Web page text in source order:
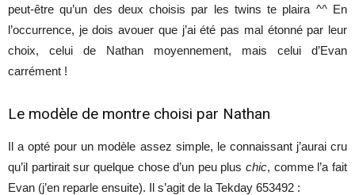
peut-être qu’un des deux choisis par les twins te plaira ^^ En
l’occurrence, je dois avouer que j’ai été pas mal étonné par leur
choix, celui de Nathan moyennement, mais celui d’Evan
carrément !
Le modèle de montre choisi par Nathan
Il a opté pour un modèle assez simple, le connaissant j’aurai cru
qu’il partirait sur quelque chose d’un peu pluschic, comme l’a fait
Evan (j’en reparle ensuite). Il s’agit de la Tekday 653492 :